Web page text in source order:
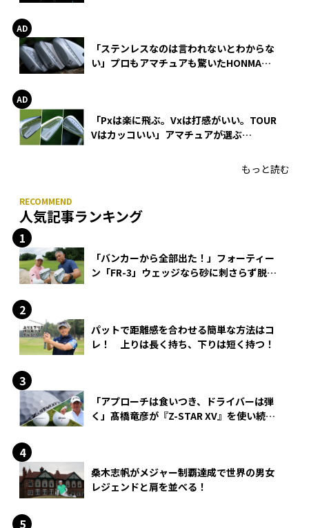
「ステンレスなのは言われないとわからな
い」プロもアマチュアも驚いたHONMA
「Pxは楽に飛ぶ。Vxは打感がいい。TOUR
Vはカッコいい」アマチュアが選ぶ
もっと読む
人気記事ランキング
「バンカーから全部出た！」フォーティー
ン「FR-3」ウェッジなら砂に刺さらず脱出
パットで距離感を合わせる簡単な方法はコ
レ！ 上りは長く持ち、下りは短く持つ！
「アプローチは食いつき、ドライバーは弾
く」髙橋竜彦が『Z-STAR XV』を使い続け
桑木志帆がメジャー制覇達成で世界の男女
レジェンドと肩を並べる！